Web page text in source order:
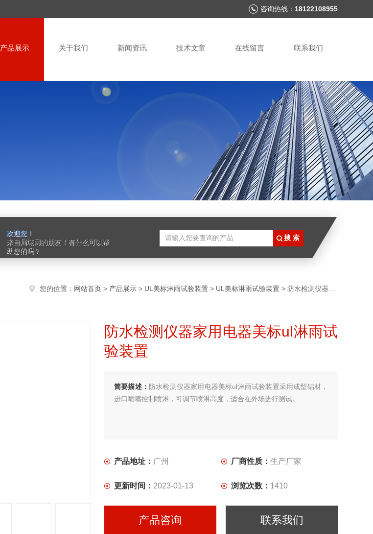
欢迎您！
来自局域网的朋友！有什么可以帮
助您的吗？
咨询热线： 18122108955
产品展示 关于我们 新闻资讯 技术文章 在线留言 联系我们
您的位置： 网站首页 > 产品展示 > UL美标淋雨试验装置 > UL美标淋雨试验装置 > 防水检测仪器家用电器美标ul淋雨试验装置
防水检测仪器家用电器美标ul淋雨试
验装置
简要描述： 防水检测仪器家用电器美标ul淋雨试验装置采用成型铝材，
进口喷嘴控制喷淋，可调节喷淋高度，适合在外场进行测试。
产品地址： 广州 厂商性质： 生产厂家
更新时间： 2023-01-13 浏览次数： 1410
产品咨询 联系我们